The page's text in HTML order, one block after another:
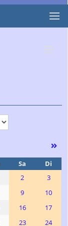
Sa
Di
2
3
9
10
16
17
23 24